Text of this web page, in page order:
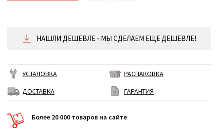
НАШЛИ ДЕШЕВЛЕ - МЫ СДЕЛАЕМ ЕЩЕ ДЕШЕВЛЕ!
УСТАНОВКА
РАСПАКОВКА
ДОСТАВКА
ГАРАНТИЯ
Более 20 000 товаров на сайте